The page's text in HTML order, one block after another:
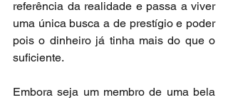
referência da realidade e passa a viver
uma única busca a de prestígio e poder
pois o dinheiro já tinha mais do que o
suficiente.
Embora seja um membro de uma bela